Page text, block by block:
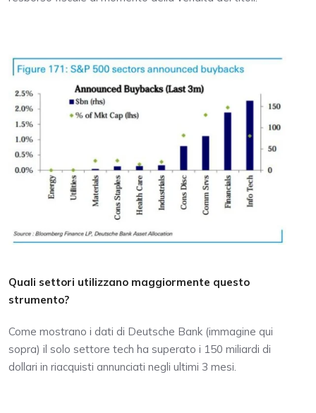
Quali settori utilizzano maggiormente questo
strumento?
Come mostrano i dati di Deutsche Bank (immagine qui
sopra) il solo settore tech ha superato i 150 miliardi di
dollari in riacquisti annunciati negli ultimi 3 mesi.